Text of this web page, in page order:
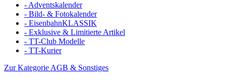
- Adventskalender
- Bild- & Fotokalender
- EisenbahnKLASSIK
- Exklusive & Limitierte Artikel
- TT-Club Modelle
- TT-Kurier
Zur Kategorie AGB & Sonstiges